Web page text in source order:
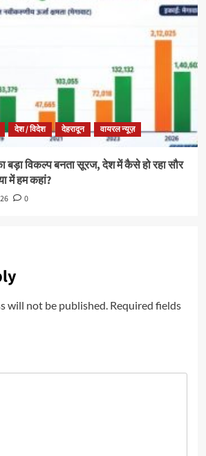
देश / विदेश देहरादून वायरल न्यूज़
बड़ा विकल्प बनता सूरज, देश में कैसे हो रहा सौर
में हम कहां?
0
will not be published. Required fields